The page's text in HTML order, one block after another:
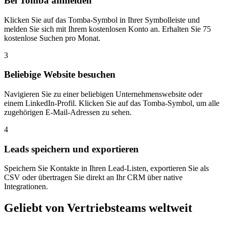
Klicken Sie auf das Tomba-Symbol in Ihrer Symbolleiste und
melden Sie sich mit Ihrem kostenlosen Konto an. Erhalten Sie 75
kostenlose Suchen pro Monat.
3
Beliebige Website besuchen
Navigieren Sie zu einer beliebigen Unternehmenswebsite oder
einem LinkedIn-Profil. Klicken Sie auf das Tomba-Symbol, um alle
zugehörigen E-Mail-Adressen zu sehen.
4
Leads speichern und exportieren
Speichern Sie Kontakte in Ihren Lead-Listen, exportieren Sie als
CSV oder übertragen Sie direkt an Ihr CRM über native
Integrationen.
Geliebt von Vertriebsteams weltweit